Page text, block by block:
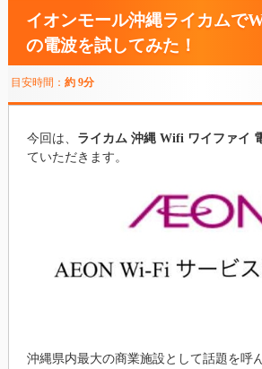
イオンモール沖縄ライカムで
の電波を試してみた！
目安時間： 約 9分
今回は、 ライカム 沖縄 Wifi ワイファイ
ていただきます。
沖縄県内最大の商業施設として話題を呼